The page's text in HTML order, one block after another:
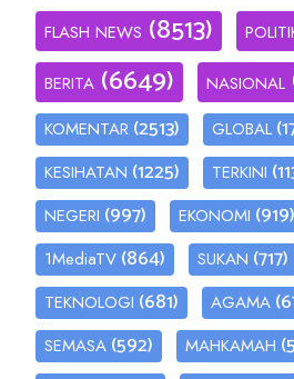
FLASH NEWS (8513)
BERITA (6649) NASIONAL
KOMENTAR (2513) GLOBAL
KESIHATAN (1225) TERKINI
NEGERI (997) EKONOMI (919)
1MediaTV (864) SUKAN (717)
TEKNOLOGI (681) AGAMA
SEMASA (592) MAHKAMAH